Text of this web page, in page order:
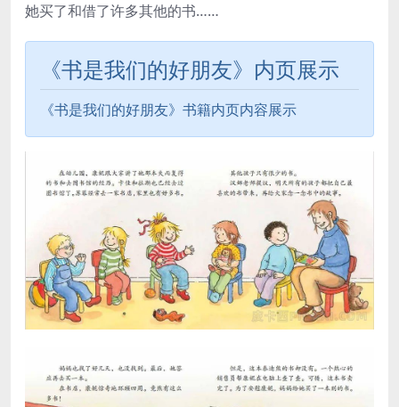
她买了和借了许多其他的书……
《书是我们的好朋友》内页展示
《书是我们的好朋友》书籍内页内容展示